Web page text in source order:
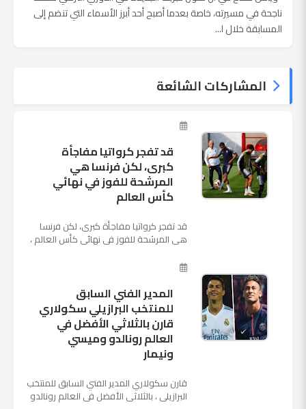
ناجحة في مسيرته، خاصة بعدما أصبح أحد أبرز الأسماء التي تنضم إلى
المسابقة خلال ا...
المشاركات الشائعة
قد تفجر كرواتيا مفاجأة
كبرى، لكن فرنسا هي
المرشحة للفوز في نهائي
كأس العالم
قد تفجر كرواتيا مفاجأة كبرى، لكن فرنسا
هي المرشحة للفوز في نهائي كأس العالم ،
الروسية في يوم شديد الح...
المدير الفني السابق
للمنتخب البرازيلي سكولاري
قارن بالثلاثي الأفضل في
العالم رونالدو وميسي
ونيمار
قارن سكولاري المدير الفني السابق للمنتخب
البرازيلي ، بالثلاثي الأفضل في العالم رونالدو